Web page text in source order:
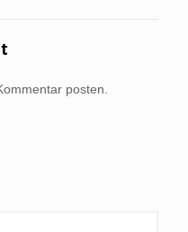
posten.